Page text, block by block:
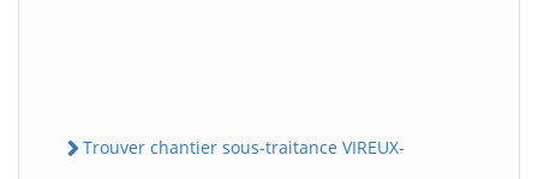
Trouver chantier sous-traitance VIREUX-